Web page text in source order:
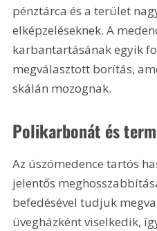
pénztárca és a terület
elképzeléseknek. A
karbantartásának egyik
megválasztott borítás,
skálán mozognak.
Polikarbonát és
Az úszómedence tartós
jelentős
befedésével tudjuk
üvegházként viselkedik,